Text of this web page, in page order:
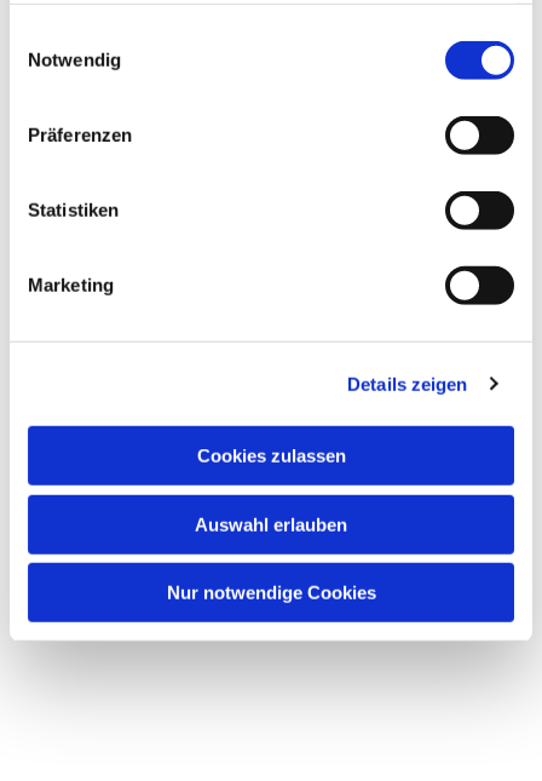
Notwendig
Präferenzen
Statistiken
Marketing
Details zeigen
Cookies zulassen
Auswahl erlauben
Nur notwendige Cookies